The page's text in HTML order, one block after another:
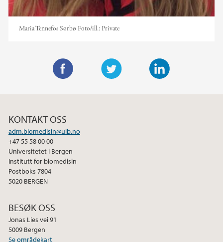
Maria Tennefos Sørbø Foto/ill.: Private
e
b
o
o
KONTAKT OSS
adm.biomedisin@uib.no
+47 55 58 00 00
Universitetet i Bergen
Institutt for biomedisin
Postboks 7804
5020 BERGEN
BESØK OSS
Jonas Lies vei 91
5009 Bergen
Se områdekart